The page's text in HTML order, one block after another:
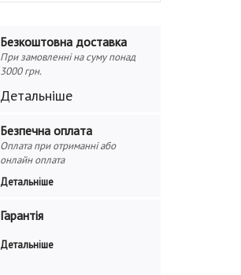
Безкоштовна доставка
При замовленні на суму понад
3000 грн.
Детальніше
Безпечна оплата
Оплата при отриманні або
онлайн оплата
Детальніше
Гарантія
Детальніше